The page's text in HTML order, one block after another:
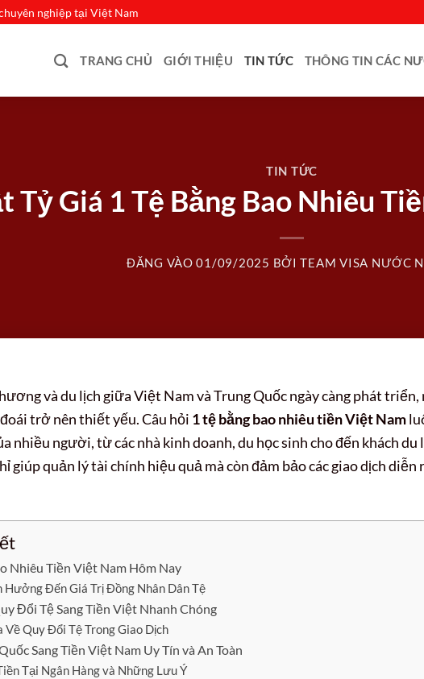
nghiệp tại Việt Nam
TRANG CHỦ GIỚI THIỆU TIN TỨC THÔNG TIN CÁC
TIN TỨC
Tỷ Giá 1 Tệ Bằng Bao Nhiêu
ĐĂNG VÀO01/09/2025 BỞITEAM VISA NƯỚC
và du lịch giữa Việt Nam và Trung Quốc ngày càng phát triển,
trở nên thiết yếu. Câu hỏi 1 tệ bằng bao nhiêu tiền Việt Nam
nhiều người, từ các nhà kinh doanh, du học sinh cho đến khách du
giúp quản lý tài chính hiệu quả mà còn đảm bảo các giao dịch diễn
Nhiêu Tiền Việt Nam Hôm Nay
Hưởng Đến Giá Trị Đồng Nhân Dân Tệ
Đổi Tệ Sang Tiền Việt Nhanh Chóng
Về Quy Đổi Tệ Trong Giao Dịch
Sang Tiền Việt Nam Uy Tín và An Toàn
Tại Ngân Hàng và Những Lưu Ý